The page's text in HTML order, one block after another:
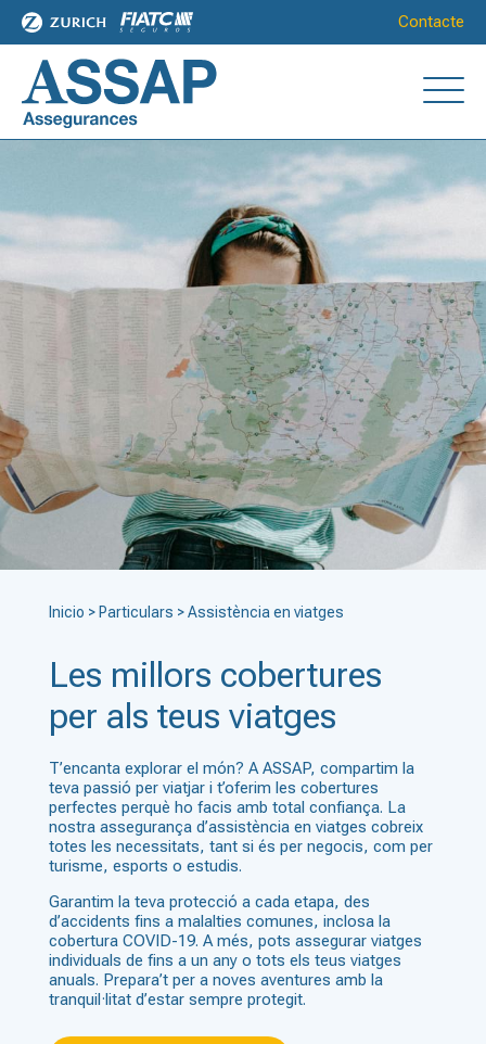
Contacte
Inicio > Particulars >Assistència en viatges
Les millors cobertures
per als teus viatges
T’encanta explorar el món? A ASSAP, compartim la
teva passió per viatjar i t’oferim les cobertures
perfectes perquè ho facis amb total confiança. La
nostra assegurança d’assistència en viatges cobreix
totes les necessitats, tant si és per negocis, com per
turisme, esports o estudis.
Garantim la teva protecció a cada etapa, des
d’accidents fins a malalties comunes, inclosa la
cobertura COVID-19. A més, pots assegurar viatges
individuals de fins a un any o tots els teus viatges
anuals. Prepara’t per a noves aventures amb la
tranquil·litat d’estar sempre protegit.